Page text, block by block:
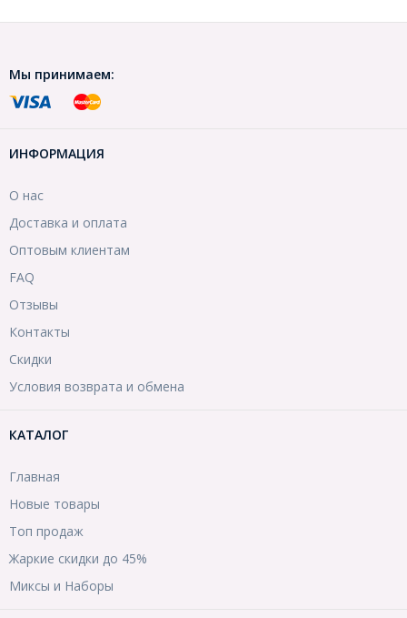
Мы принимаем:
ИНФОРМАЦИЯ
О нас
Доставка и оплата
Оптовым клиентам
FAQ
Отзывы
Контакты
Скидки
Условия возврата и обмена
КАТАЛОГ
Главная
Новые товары
Топ продаж
Жаркие скидки до 45%
Миксы и Наборы